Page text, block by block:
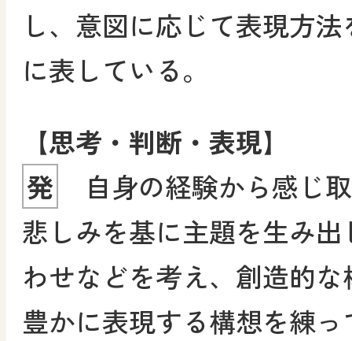
し、意図に応じて表現方
に表している。
【思考・判断・表現】
発
自身の経験から感じ
悲しみを基に主題を生み
わせなどを考え、創造的
豊かに表現する構想を練